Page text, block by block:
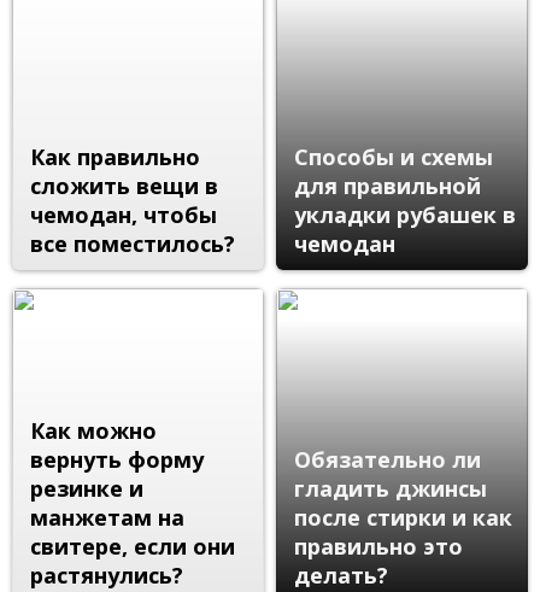
Как правильно
сложить вещи в
чемодан, чтобы
все поместилось?
Способы и схемы
для правильной
укладки рубашек в
чемодан
Как можно
вернуть форму
резинке и
манжетам на
свитере, если они
растянулись?
Обязательно ли
гладить джинсы
после стирки и как
правильно это
делать?